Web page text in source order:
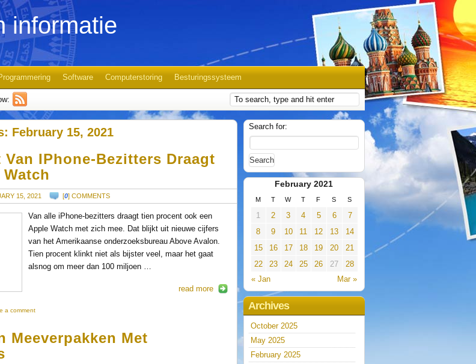
informatie
Software Computerstoring Besturingssysteem
February 15, 2021
Van IPhone-Bezitters Draagt
15, 2021 [0] COMMENTS
Van alle iPhone-bezitters draagt tien procent ook een
Apple Watch met zich mee. Dat blijkt uit nieuwe cijfers
van het Amerikaanse onderzoeksbureau Above Avalon.
Tien procent klinkt niet als bijster veel, maar het gaat
alsnog om meer dan 100 miljoen …
read more
a comment
Meeverpakken Met
Search for:
February 2021
M T W T F S S
« Jan Mar »
1 2 3 4 5 6
7
8
9 10 11 12 13
14
15
16 17 18 19 20
21
22
23 24 25 26 27 28
Archives
October 2025
May 2025
February 2025